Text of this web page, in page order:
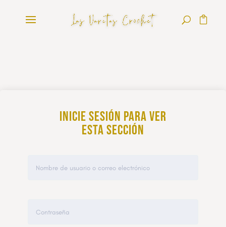
Inicie sesión para ver
esta sección